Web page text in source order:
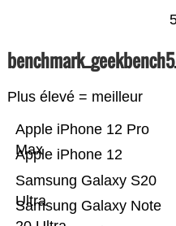
Plus élevé = meilleur
Samsung Galaxy Note
Samsung Galaxy S20
Ultra
Apple iPhone 12
Apple iPhone 12 Pro
Max